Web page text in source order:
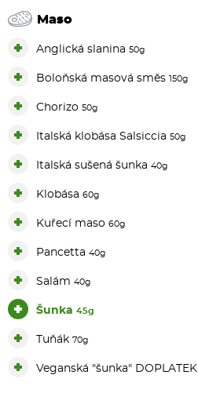
Maso
Anglická slanina 50g
Boloňská masová směs 150g
Chorizo 50g
Italská klobása Salsiccia 50g
Italská sušená šunka 40g
Klobása 60g
Kuřecí maso 60g
Pancetta 40g
Salám 40g
+ Šunka 45g
Tuňák 70g
Veganská "šunka" DOPLATEK